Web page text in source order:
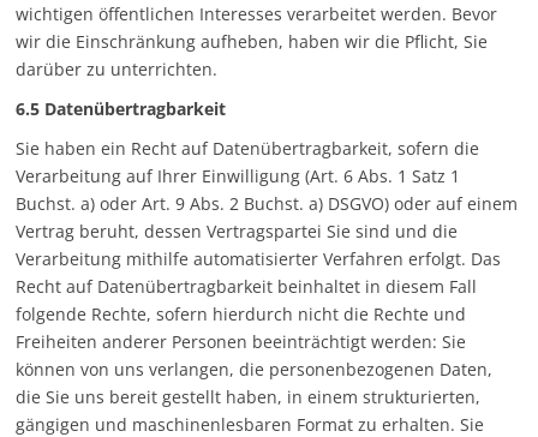
wichtigen öffentlichen Interesses verarbeitet werden. Bevor
wir die Einschränkung aufheben, haben wir die Pflicht, Sie
darüber zu unterrichten.
6.5 Datenübertragbarkeit
Sie haben ein Recht auf Datenübertragbarkeit, sofern die
Verarbeitung auf Ihrer Einwilligung (Art. 6 Abs. 1 Satz 1
Buchst. a) oder Art. 9 Abs. 2 Buchst. a) DSGVO) oder auf einem
Vertrag beruht, dessen Vertragspartei Sie sind und die
Verarbeitung mithilfe automatisierter Verfahren erfolgt. Das
Recht auf Datenübertragbarkeit beinhaltet in diesem Fall
folgende Rechte, sofern hierdurch nicht die Rechte und
Freiheiten anderer Personen beeinträchtigt werden: Sie
können von uns verlangen, die personenbezogenen Daten,
die Sie uns bereit gestellt haben, in einem strukturierten,
gängigen und maschinenlesbaren Format zu erhalten. Sie